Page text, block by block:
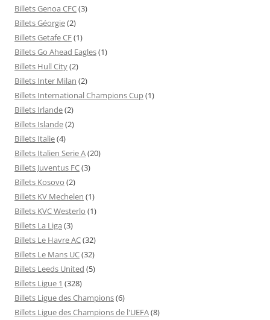
Billets Genoa CFC(3)
Billets Géorgie(2)
Billets Getafe CF(1)
Billets Go Ahead Eagles(1)
Billets Hull City(2)
Billets Inter Milan (2)
Billets International Champions Cup(1)
Billets Irlande(2)
Billets Islande(2)
Billets Italie(4)
Billets Italien Serie A(20)
Billets Juventus FC(3)
Billets Kosovo (2)
Billets KV Mechelen (1)
Billets KVC Westerlo (1)
Billets La Liga (3)
Billets Le Havre AC(32)
Billets Le Mans UC(32)
Billets Leeds United (5)
Billets Ligue 1 (328)
Billets Ligue des Champions(6)
Billets Ligue des Champions de l'UEFA(8)